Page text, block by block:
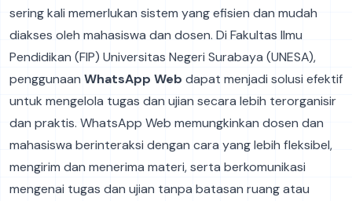
sering kali memerlukan sistem yang efisien dan mudah
diakses oleh mahasiswa dan dosen. Di Fakultas Ilmu
Pendidikan (FIP) Universitas Negeri Surabaya (UNESA),
penggunaan WhatsApp Web dapat menjadi solusi efektif
untuk mengelola tugas dan ujian secara lebih terorganisir
dan praktis. WhatsApp Web memungkinkan dosen dan
mahasiswa berinteraksi dengan cara yang lebih fleksibel,
mengirim dan menerima materi, serta berkomunikasi
mengenai tugas dan ujian tanpa batasan ruang atau